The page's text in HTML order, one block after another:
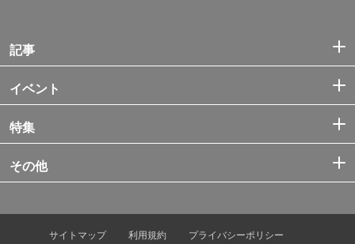
記事
イベント
特集
その他
サイトマップ 利用規約 プライバシーポリシー